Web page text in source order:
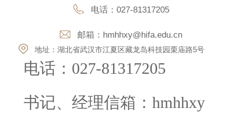
电话：027-81317205
邮箱： hmhhxy@hifa.edu.cn
地址：湖北省武汉市江夏区藏龙岛科技园栗庙路5号
电话： 027-81317205
书记、经理信箱：hmhhxy